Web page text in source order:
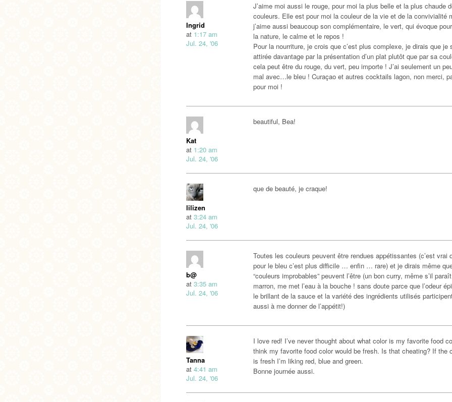
Ingrid
at 1:17 am
Jul. 24, '06
J’aime moi aussi le rouge, pour moi la plus belle et la plus chaude
couleurs. Elle est pour moi la couleur de la vie et de la convivialité
j’aime aussi beaucoup son complémentaire, le vert, qui évoque
la nature, le calme et le repos !
Pour la nourriture, je crois que c’est plus complexe, je dirais que je
attirée davantage par la présentation d’un plat plutôt que par sa
cela peut être du rouge, du vert, peu importe ! J’ai seulement un
mal avec…le bleu ! Curaçao et autres cocktails lagon, non merci,
pour moi !
Kat
at 1:20 am
Jul. 24, '06
beautiful, Bea!
lilizen
at 3:24 am
Jul. 24, '06
que de beauté, je craque!
b@
at 3:35 am
Jul. 24, '06
Toutes les couleurs peuvent être rendues appétissantes (c’est vrai
pour le bleu c’est plus difficile … enfin … rare) et je dirais même
“couleurs improbables” peuvent l’être (un bon curry, même s’il paraît
marron, me met l’eau à la bouche ! sans doute parce que l’odeur
le brillant de la sauce et la variété des ingrédients utilisés
aussi à me donner de l’appétit!)
Tanna
at 4:41 am
Jul. 24, '06
I love red! I’ve never thought about what color is my favorite food
think my favorite food color would be fresh. Is that cheating? If the
is fresh I’m liking red, blue and green.
Bonne journée aussi.